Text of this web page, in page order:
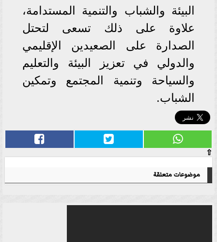
البيئة والشباب والتنمية المستدامة،
علاوة على ذلك تسعى لتحتل
الصدارة على الصعيدين الإقليمي
والدولي في تعزيز البيئة والتعليم
والسياحة وتنمية المجتمع وتمكين
الشباب.
⇧
موضوعات متعلقة